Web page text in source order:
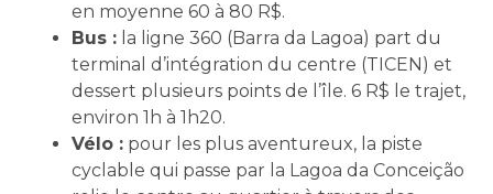
en moyenne 60 à 80 R$.
Bus : la ligne 360 (Barra da Lagoa) part du
terminal d’intégration du centre (TICEN) et
dessert plusieurs points de l’île. 6 R$ le trajet,
environ 1h à 1h20.
Vélo : pour les plus aventureux, la piste
cyclable qui passe par la Lagoa da Conceição